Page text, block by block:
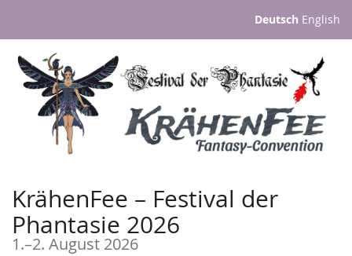
springen
Deutsch English
KrähenFee – Festival der
Phantasie 2026
1.–bis
2. August 2026